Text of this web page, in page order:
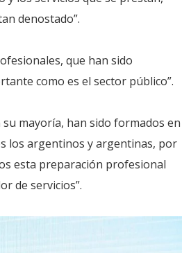
denostado”.
que han sido
como es el sector público”.
mayoría, han sido formados en
los argentinos y argentinas, por
esta preparación profesional
de servicios”.